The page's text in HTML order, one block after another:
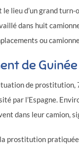
lieu d’un grand
dans huit
ou
de
de
par l’Espagne.
dans leur camion,
prostitution